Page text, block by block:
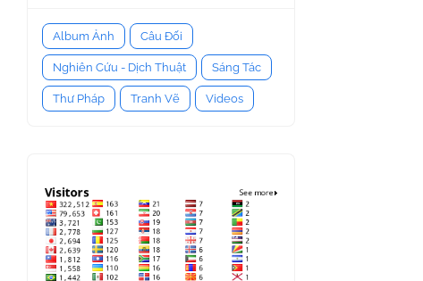
Album Ảnh Câu Đối
Nghiên Cứu - Dịch Thuật Sáng Tác
Thư Pháp Tranh Vẽ Videos